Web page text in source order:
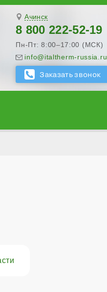
Ачинск
8 800 222-52-19
Пн-Пт: 8:00–17:00 (МСК)
info@italtherm-russia.ru